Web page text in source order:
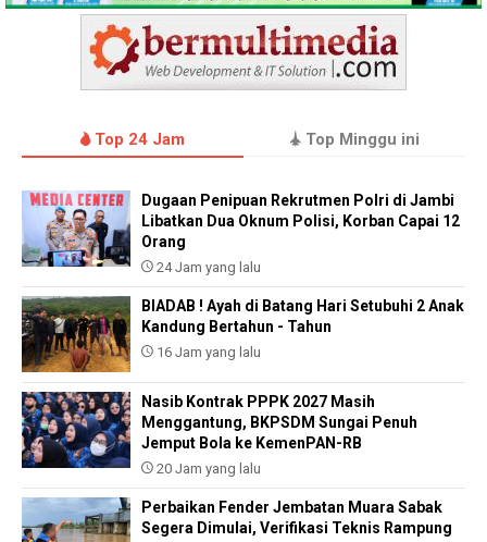
Top 24 Jam Top Minggu ini
Dugaan Penipuan Rekrutmen Polri di Jambi
Libatkan Dua Oknum Polisi, Korban Capai 12
Orang
24 Jam yang lalu
BIADAB ! Ayah di Batang Hari Setubuhi 2 Anak
Kandung Bertahun - Tahun
16 Jam yang lalu
Nasib Kontrak PPPK 2027 Masih
Menggantung, BKPSDM Sungai Penuh
Jemput Bola ke KemenPAN-RB
20 Jam yang lalu
Perbaikan Fender Jembatan Muara Sabak
Segera Dimulai, Verifikasi Teknis Rampung